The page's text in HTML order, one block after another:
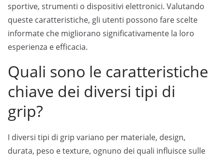
sportive, strumenti o dispositivi elettronici. Valutando
queste caratteristiche, gli utenti possono fare scelte
informate che migliorano significativamente la loro
esperienza e efficacia.
Quali sono le caratteristiche
chiave dei diversi tipi di
grip?
I diversi tipi di grip variano per materiale, design,
durata, peso e texture, ognuno dei quali influisce sulle